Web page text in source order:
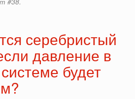
серебристый
давление в
будет